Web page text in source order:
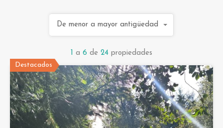
1 a 6 de 24 propiedades
De menor a mayor antigüedad
Destacados